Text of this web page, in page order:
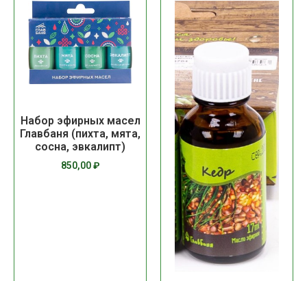
Набор эфирных масел
Главбаня (пихта, мята,
сосна, эвкалипт)
850,00₽